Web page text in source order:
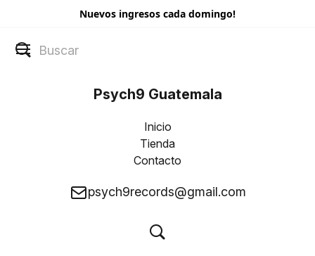
Nuevos ingresos cada domingo!
Psych9 Guatemala
Inicio
Tienda
Contacto
psych9records@gmail.com